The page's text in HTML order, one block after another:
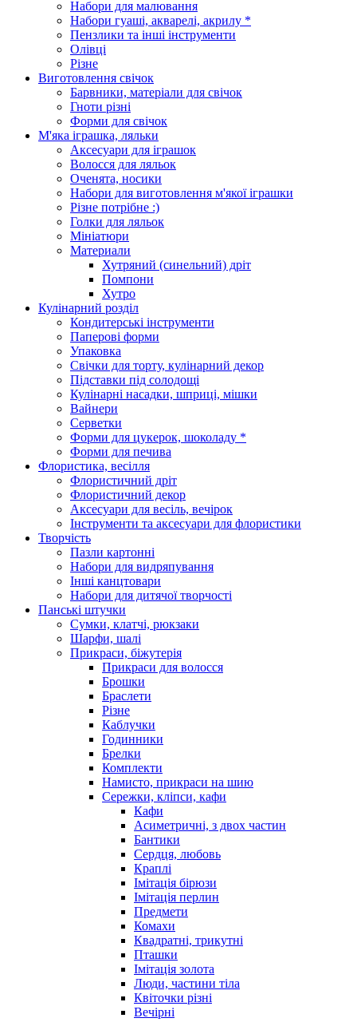
Набори для малювання
Набори гуаші, акварелі, акрилу *
Пензлики та інші інструменти
Олівці
Різне
Виготовлення свічок
Барвники, матеріали для свічок
Гноти різні
Форми для свічок
М'яка іграшка, ляльки
Аксесуари для іграшок
Волосся для ляльок
Оченята, носики
Набори для виготовлення м'якої іграшки
Різне потрібне :)
Голки для ляльок
Мініатюри
Материали
Хутряний (синельний) дріт
Помпони
Хутро
Кулінарний розділ
Кондитерські інструменти
Паперові форми
Упаковка
Свічки для торту, кулінарний декор
Підставки під солодощі
Кулінарні насадки, шприці, мішки
Вайнери
Серветки
Форми для цукерок, шоколаду *
Форми для печива
Флористика, весілля
Флористичний дріт
Флористичний декор
Аксесуари для весіль, вечірок
Інструменти та аксесуари для флористики
Творчість
Пазли картонні
Набори для видряпування
Інші канцтовари
Набори для дитячої творчості
Панські штучки
Сумки, клатчі, рюкзаки
Шарфи, шалі
Прикраси, біжутерія
Прикраси для волосся
Брошки
Браслети
Різне
Каблучки
Годинники
Брелки
Комплекти
Намисто, прикраси на шию
Сережки, кліпси, кафи
Кафи
Асиметричні, з двох частин
Бантики
Сердця, любовь
Краплі
Імітація бірюзи
Імітація перлин
Предмети
Комахи
Квадратні, трикутні
Пташки
Імітація золота
Люди, частини тіла
Квіточки різні
Вечірні